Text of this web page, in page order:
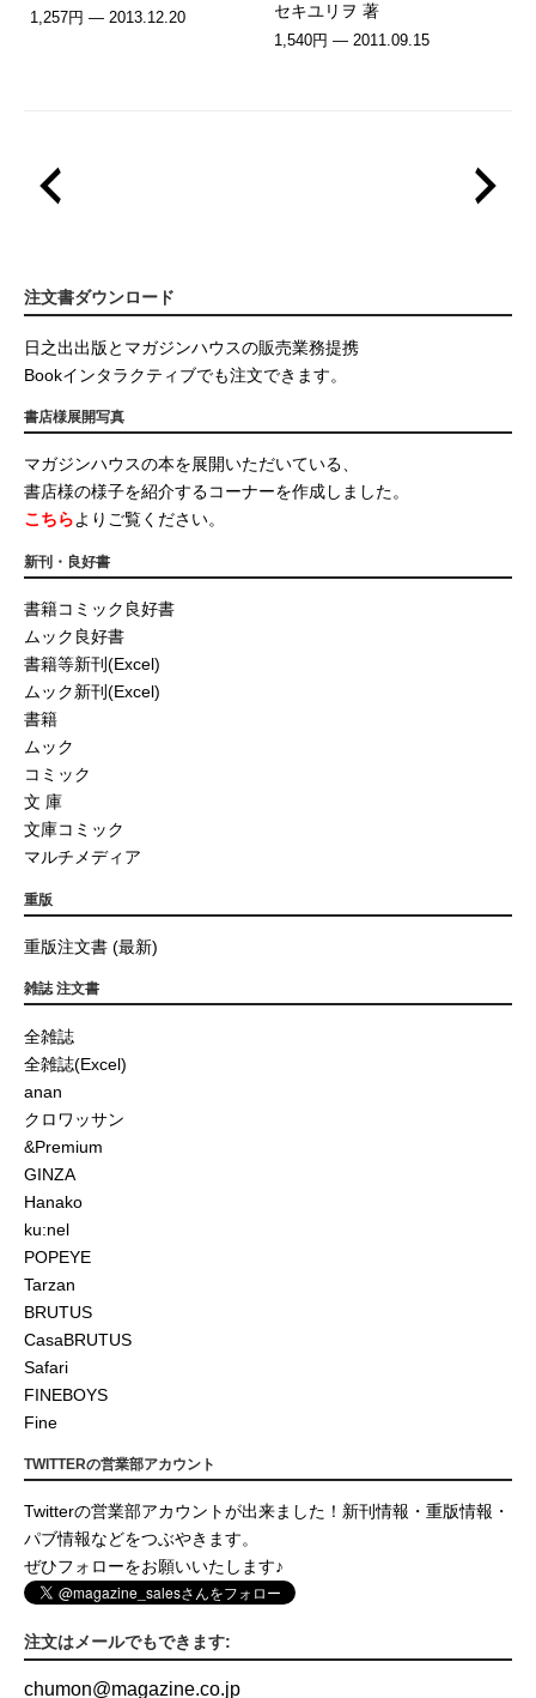
1,257円 — 2013.12.20
セキユリヲ 著
1,540円 — 2011.09.15
注文書ダウンロード
日之出出版とマガジンハウスの販売業務提携
Bookインタラクティブでも注文できます。
書店様展開写真
マガジンハウスの本を展開いただいている、
書店様の様子を紹介するコーナーを作成しました。
こちらよりご覧ください。
新刊・良好書
書籍コミック良好書
ムック良好書
書籍等新刊(Excel)
ムック新刊(Excel)
書籍
ムック
コミック
文 庫
文庫コミック
マルチメディア
重版
重版注文書 (最新)
雑誌 注文書
全雑誌
全雑誌(Excel)
anan
クロワッサン
&Premium
GINZA
Hanako
ku:nel
POPEYE
Tarzan
BRUTUS
CasaBRUTUS
Safari
FINEBOYS
Fine
TWITTERの営業部アカウント
Twitterの営業部アカウントが出来ました！新刊情報・重版情報・
パブ情報などをつぶやきます。
ぜひフォローをお願いいたします♪
注文はメールでもできます:
chumon@magazine.co.jp